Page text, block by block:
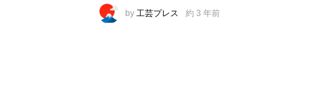
by 工芸プレス 約 3 年前